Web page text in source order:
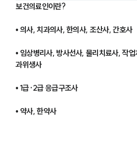
보건의료인이란?
• 의사, 치과의사, 한의사, 조산사, 간호사
• 임상병리사, 방사선사, 물리치료사, 작
과위생사
• 1급·2급 응급구조사
• 약사, 한약사